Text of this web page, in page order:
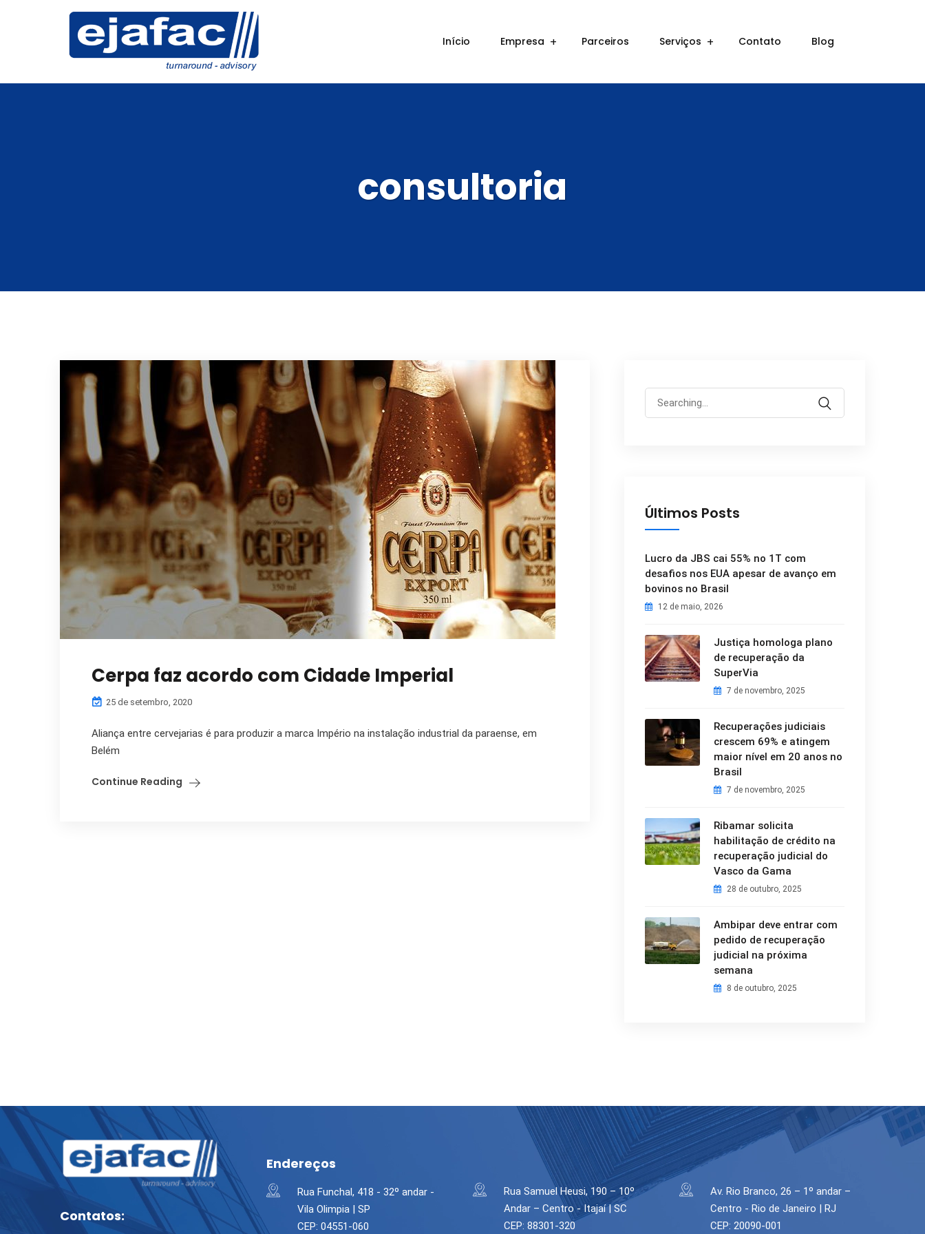
Início Empresa Parceiros Serviços Contato Blog
consultoria
Cerpa faz acordo com Cidade Imperial
25 de setembro, 2020
Aliança entre cervejarias é para produzir a marca Império na instalação industrial da paraense, em
Belém
Continue Reading
Últimos Posts
Lucro da JBS cai 55% no 1T com
desafios nos EUA apesar de avanço em
bovinos no Brasil
12 de maio, 2026
Justiça homologa plano
de recuperação da
SuperVia
7 de novembro, 2025
Recuperações judiciais
crescem 69% e atingem
maior nível em 20 anos no
Brasil
7 de novembro, 2025
Ribamar solicita
habilitação de crédito na
recuperação judicial do
Vasco da Gama
28 de outubro, 2025
Ambipar deve entrar com
pedido de recuperação
judicial na próxima
semana
8 de outubro, 2025
Contatos:
Endereços
Rua Funchal, 418 - 32º andar -
Vila Olimpia | SP
CEP: 04551-060
Rua Samuel Heusi, 190 – 10º
Andar – Centro - Itajaí | SC
CEP: 88301-320
Av. Rio Branco, 26 – 1º andar –
Centro - Rio de Janeiro | RJ
CEP: 20090-001